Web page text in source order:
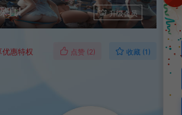
真! 升级会员
惠特权 点赞 (2) 收藏 (1)